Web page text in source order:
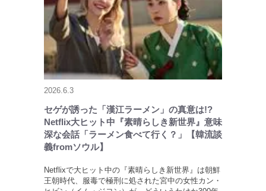
2026.6.3
セゲが誘った「漢江ラーメン」の真意は!?
Netflix大ヒット中『素晴らしき新世界』意味
深な会話「ラーメン食べて行く？」【韓流談
義fromソウル】
Netflixで大ヒット中の『素晴らしき新世界』は朝鮮
王朝時代、服毒で極刑に処された宮中の女性カン・